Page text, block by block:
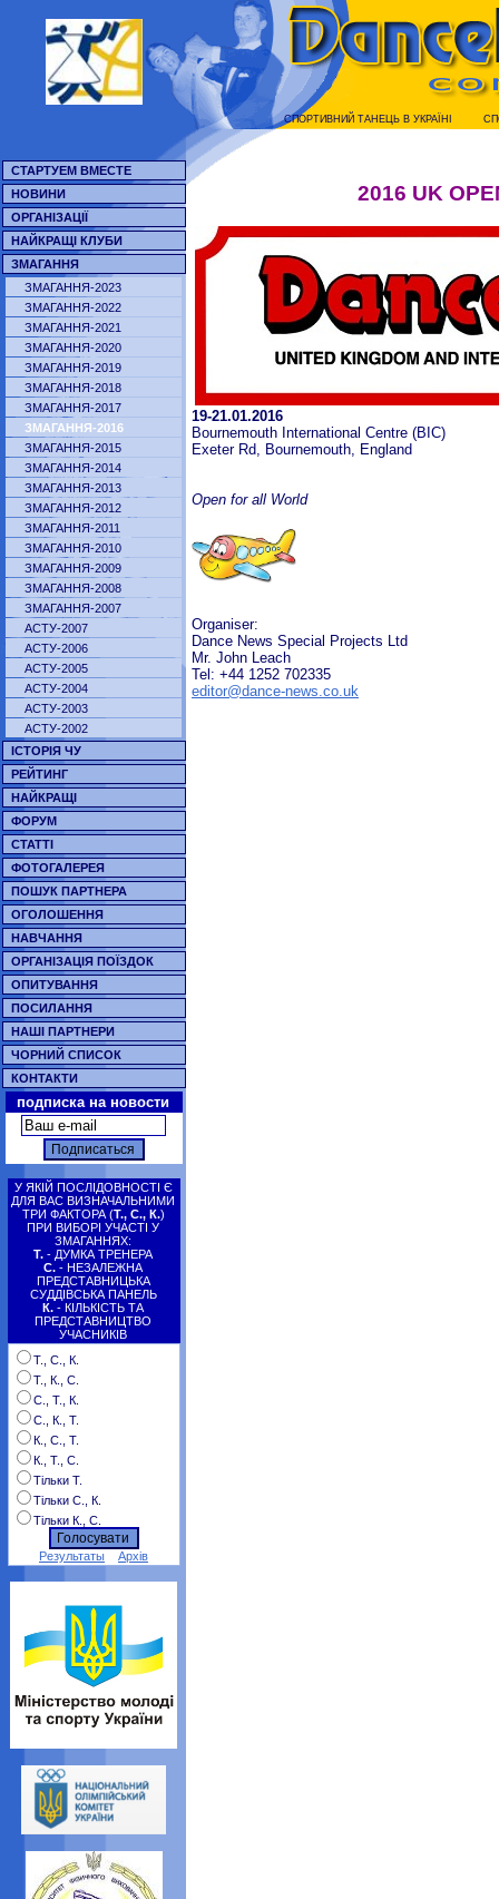
СТАРТУЕМ ВМЕСТЕ
НОВИНИ
ОРГАНІЗАЦІЇ
НАЙКРАЩІ КЛУБИ
ЗМАГАННЯ
ЗМАГАННЯ-2023
ЗМАГАННЯ-2022
ЗМАГАННЯ-2021
ЗМАГАННЯ-2020
ЗМАГАННЯ-2019
ЗМАГАННЯ-2018
ЗМАГАННЯ-2017
ЗМАГАННЯ-2016
ЗМАГАННЯ-2015
ЗМАГАННЯ-2014
ЗМАГАННЯ-2013
ЗМАГАННЯ-2012
ЗМАГАННЯ-2011
ЗМАГАННЯ-2010
ЗМАГАННЯ-2009
ЗМАГАННЯ-2008
ЗМАГАННЯ-2007
АСТУ-2007
АСТУ-2006
АСТУ-2005
АСТУ-2004
АСТУ-2003
АСТУ-2002
ІСТОРІЯ ЧУ
РЕЙТИНГ
НАЙКРАЩІ
ФОРУМ
СТАТТІ
ФОТОГАЛЕРЕЯ
ПОШУК ПАРТНЕРА
ОГОЛОШЕННЯ
НАВЧАННЯ
ОРГАНІЗАЦІЯ ПОЇЗДОК
ОПИТУВАННЯ
ПОСИЛАННЯ
НАШІ ПАРТНЕРИ
ЧОРНИЙ СПИСОК
КОНТАКТИ
подписка на новости
У ЯКІЙ ПОСЛІДОВНОСТІ Є
ДЛЯ ВАС ВИЗНАЧАЛЬНИМИ
ТРИ ФАКТОРА (Т., С., К.)
ПРИ ВИБОРІ УЧАСТІ У
ЗМАГАННЯХ:
Т. - ДУМКА ТРЕНЕРА
С. - НЕЗАЛЕЖНА
ПРЕДСТАВНИЦЬКА
СУДДІВСЬКА ПАНЕЛЬ
К. - КІЛЬКІСТЬ ТА
ПРЕДСТАВНИЦТВО
УЧАСНИКІВ
Т., С., К.
Т., К., С.
С., Т., К.
С., К., Т.
К., С., Т.
К., Т., С.
Тільки Т.
Тільки С., К.
Тільки К., С.
Результаты Архів
СПОРТИВНИЙ ТАНЕЦЬ В УКРАЇНI
2016 UK
19-21.01.2016
Bournemouth International Centre (BIC)
Exeter Rd, Bournemouth, England
Open for all World
Organiser:
Dance News Special Projects Ltd
Mr. John Leach
Tel: +44 1252 702335
editor@dance-news.co.uk